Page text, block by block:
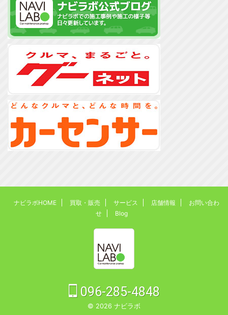
ナビラボHOME 買取・販売 サービス 店舗情報
お問い合わ
せ
Blog
096-285-4848
© 2026 ナビラボ